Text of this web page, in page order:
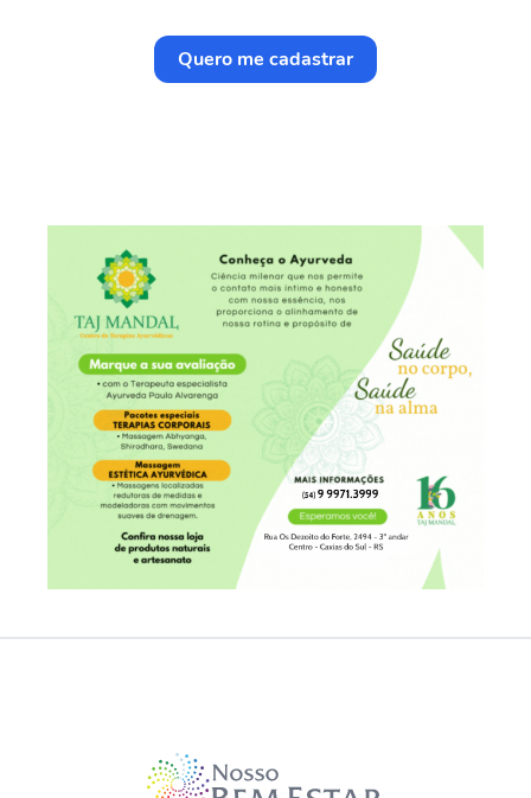
Quero me cadastrar